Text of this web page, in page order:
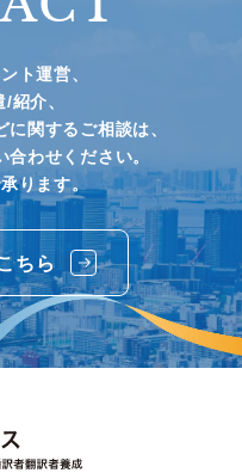
ト運営、
紹介、
関するご相談は、
わせください。
ります。
ちら